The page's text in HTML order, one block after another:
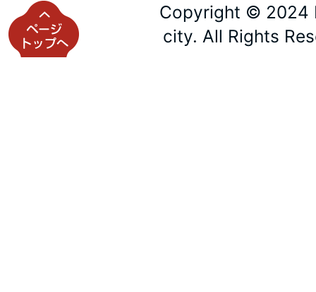
Copyright © 2024
city. All Rights